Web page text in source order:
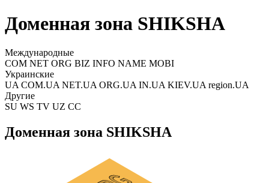
Доменная зона SHIKSHA
Международные
COM NET ORG BIZ INFO NAME MOBI
Украинские
UA COM.UA NET.UA ORG.UA IN.UA KIEV.UA region.UA
Другие
SU WS TV UZ CC
Доменная зона SHIKSHA